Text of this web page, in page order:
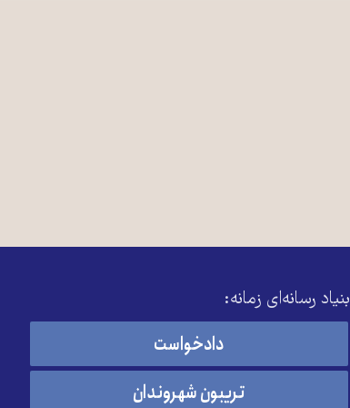
بنیاد رسانه‌ای زمانه:
دادخواست
تریبون شهروندان